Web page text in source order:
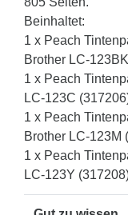
Beinhaltet:
1 x Peach
Brother LC-
1 x Peach
LC-123C
1 x Peach
Brother LC-123M
1 x Peach
LC-123Y